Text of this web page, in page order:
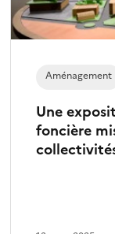
Une
foncière
Aménagement